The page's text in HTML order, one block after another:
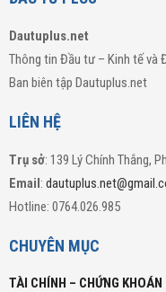
Dautuplus.net
Thông tin Đầu tư – Kinh tế và
Ban biên tập Dautuplus.net
LIÊN HỆ
Trụ sở: 139 Lý Chính Thắng,
Email:
Hotline: 0764.026.985
CHUYÊN MỤC
TÀI CHÍNH – CHỨNG KHOÁN